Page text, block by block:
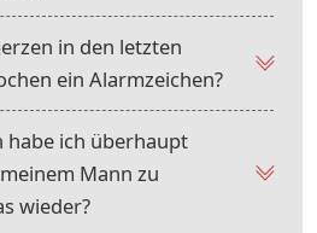
in den letzten
ein Alarmzeichen?
habe ich überhaupt
Mann zu
wieder?